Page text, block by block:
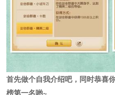
首先做个自我介绍吧，同时恭喜
榜第一名哟~